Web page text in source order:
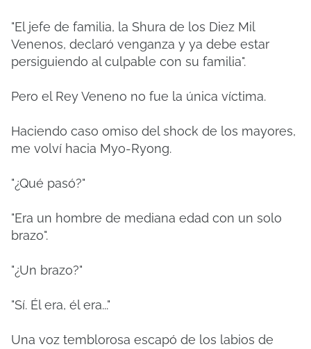
"El jefe de familia, la Shura de los Diez Mil
Venenos, declaró venganza y ya debe estar
persiguiendo al culpable con su familia".
Pero el Rey Veneno no fue la única víctima.
Haciendo caso omiso del shock de los mayores,
me volví hacia Myo-Ryong.
"¿Qué pasó?"
"Era un hombre de mediana edad con un solo
brazo".
"¿Un brazo?"
"Sí. Él era, él era..."
Una voz temblorosa escapó de los labios de